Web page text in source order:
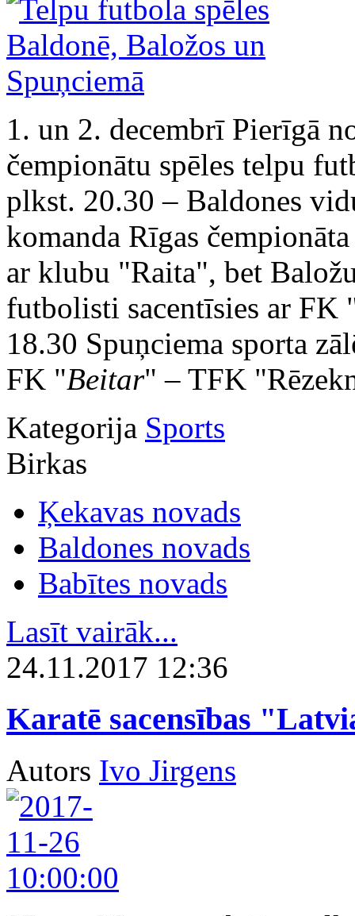
1. un 2. decembrī Pierīgā
čempionātu spēles telpu
plkst. 20.30 – Baldones
komanda Rīgas
ar klubu "Raita", bet
futbolisti sacentīsies ar FK
18.30 Spuņciema sporta
FK "Beitar" – TFK
Kategorija Sports
Birkas
Ķekavas novads
Baldones novads
Babītes novads
Lasīt vairāk...
24.11.2017 12:36
Karatē sacensības
Autors Ivo Jirgens